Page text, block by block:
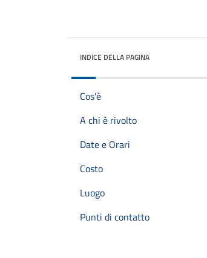
INDICE DELLA PAGINA
Cos'è
A chi è rivolto
Date e Orari
Costo
Luogo
Punti di contatto